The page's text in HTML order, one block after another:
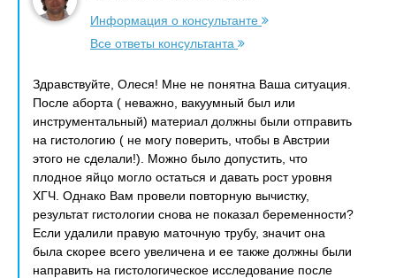
Информация о консультанте
Все ответы консультанта
Здравствуйте, Олеся! Мне не понятна Ваша ситуация.
После аборта ( неважно, вакуумный был или
инструментальный) материал должны были отправить
на гистологию ( не могу поверить, чтобы в Австрии
этого не сделали!). Можно было допустить, что
плодное яйцо могло остаться и давать рост уровня
ХГЧ. Однако Вам провели повторную вычистку,
результат гистологии снова не показал беременности?
Если удалили правую маточную трубу, значит она
была скорее всего увеличена и ее также должны были
направить на гистологическое исследование после